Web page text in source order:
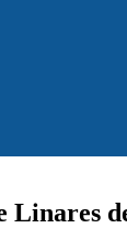
Linares